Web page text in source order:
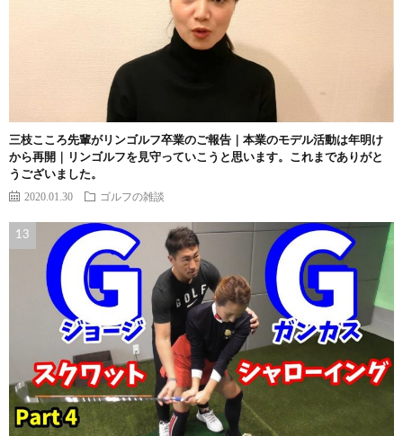
三枝こころ先輩がリンゴルフ卒業のご報告｜本業のモデル活動は年明け
から再開｜リンゴルフを見守っていこうと思います。これまでありがと
うございました。
2020.01.30 ゴルフの雑談